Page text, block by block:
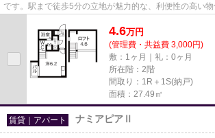
です。駅まで徒歩5分の立地が魅力的な、利便性の高い
4.6万円
(管理費・共益費 3,000円)
敷：1ヶ月｜礼：0ヶ月
所在階：2階
間取り：1R＋1S(納戸)
面積：27.49㎡
賃貸｜アパート ナミアピアⅡ